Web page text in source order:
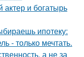
актер и богатырь
ипотеку:
- только мечтать.
а не за